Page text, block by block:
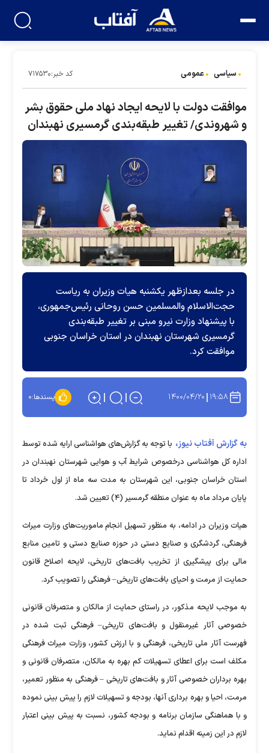
سیاسی عمومی کد خبر:۷۱۷۵۳۰
موافقت دولت با لایحه ایجاد نهاد ملی حقوق بشر
و شهروندی/ تغییر طبقه‌بندی گرمسیری نهبندان
در جلسه بعدازظهر یکشنبه هیات وزیران به ریاست
حجت‌الاسلام والمسلمین حسن روحانی رئیس‌جمهوری،
با پیشنهاد وزارت نیرو مبنی بر تغییر طبقه‌بندی
گرمسیری شهرستان نهبندان در استان خراسان جنوبی
موافقت کرد.
۱۹:۵۸ ۱۴۰۰/۰۴/۲۰ پسندها:۰
به گزارش آفتاب نیوز، با توجه به گزارش‌های هواشناسی ارایه شده توسط
اداره کل هواشناسی درخصوص شرایط آب و هوایی شهرستان نهبندان در
استان خراسان جنوبی، این شهرستان به مدت سه ماه از اول خرداد تا
پایان مرداد ماه به عنوان منطقه گرمسیر (۴) تعیین شد.
هیات وزیران در ادامه، به منظور تسهیل انجام ماموریت‌های وزارت میراث
فرهنگی، گردشگری و صنایع دستی در حوزه صنایع دستی و تامین منابع
مالی برای پیشگیری از تخریب بافت‌های تاریخی، لایحه اصلاح قانون
حمایت از مرمت و احیای بافت‌های تاریخی– فرهنگی را تصویب کرد.
به موجب لایحه مذکور، در راستای حمایت از مالکان و متصرفان قانونی
خصوصی آثار غیرمنقول و بافت‌های تاریخی– فرهنگی ثبت شده در
فهرست آثار ملی تاریخی، فرهنگی و با ارزش کشور، وزارت میراث فرهنگی
مکلف است برای اعطای تسهیلات کم بهره به مالکان، متصرفان قانونی و
بهره برداران خصوصی آثار و بافت‌های تاریخی – فرهنگی به منظور تعمیر،
مرمت، احیا و بهره برداری آنها، بودجه و تسهیلات لازم را پیش بینی نموده
و با هماهنگی سازمان برنامه و بودجه کشور، نسبت به پیش بینی اعتبار
لازم در این زمینه اقدام نماید.